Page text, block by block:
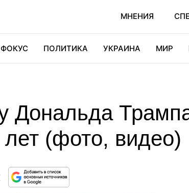
МНЕНИЯ
ПОЛИТИКА УКРАИНА МИР
Дональда
(фото, видео)